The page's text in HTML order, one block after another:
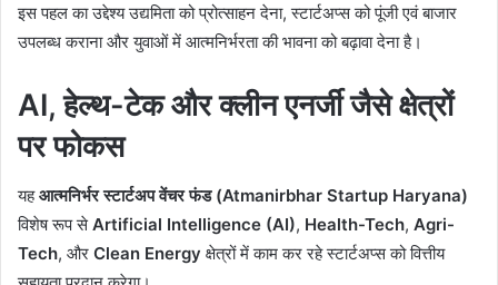
इस पहल का उद्देश्य उद्यमिता को प्रोत्साहन देना, स्टार्टअप्स को पूंजी एवं बाजार
उपलब्ध कराना और युवाओं में आत्मनिर्भरता की भावना को बढ़ावा देना है।
AI, हेल्थ-टेक और क्लीन एनर्जी जैसे क्षेत्रों
पर फोकस
यहआत्मनिर्भर स्टार्टअप वेंचर फंड (Atmanirbhar Startup Haryana)
विशेष रूप सेArtificial Intelligence (AI), Health-Tech, Agri-
Tech, और Clean Energy क्षेत्रों में काम कर रहे स्टार्टअप्स को वित्तीय